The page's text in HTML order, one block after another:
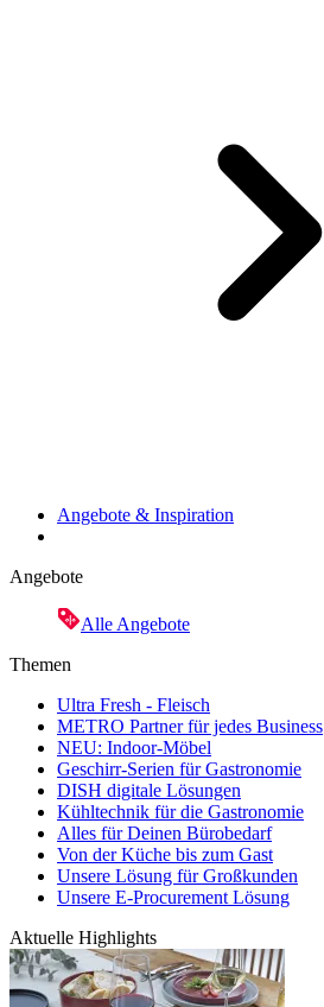
Angebote & Inspiration
Angebote
Alle Angebote
Themen
Ultra Fresh - Fleisch
METRO Partner für jedes Business
NEU: Indoor-Möbel
Geschirr-Serien für Gastronomie
DISH digitale Lösungen
Kühltechnik für die Gastronomie
Alles für Deinen Bürobedarf
Von der Küche bis zum Gast
Unsere Lösung für Großkunden
Unsere E-Procurement Lösung
Aktuelle Highlights